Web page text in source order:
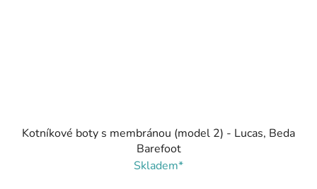
Kotníkové boty s membránou (model 2) - Lucas, Beda
Barefoot
Skladem*